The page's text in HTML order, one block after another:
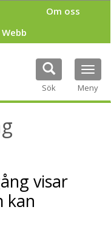
Om oss
Sök Meny
visar
kan